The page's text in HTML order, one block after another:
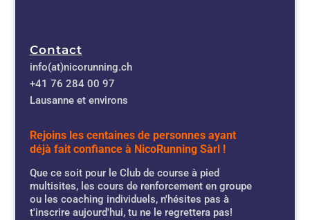
Contact
info(at)nicorunning.ch
+41 76 284 00 97
Lausanne et environs
Rejoins les centaines de personnes ayant
déjà fait confiance à NicoRunning Sàrl !
Que ce soit pour le Club de course à pied
multisites, les cours de renforcement en groupe
ou les coaching individuels, n'hésites pas à
t'inscrire aujourd'hui, tu ne le regrettera pas!